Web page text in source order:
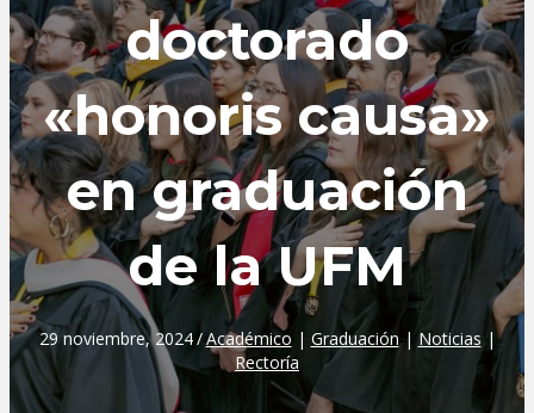
doctorado
«honoris causa»
en graduación
de la UFM
29 noviembre, 2024/Académico | Graduación|Noticias |
Rectoría